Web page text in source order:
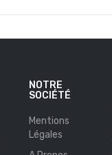
NOTRE
SOCIÉTÉ
Mentions
Légales